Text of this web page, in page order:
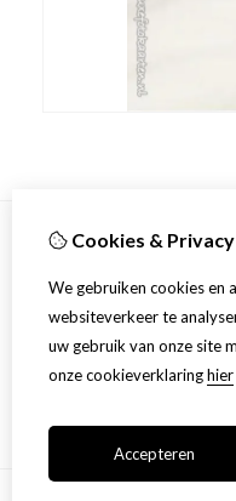
Informatie
Cookies & Privacy
We gebruiken cookies en
websiteverkeer te
uw gebruik van onze site
onze cookieverklaringhier
Accepteren